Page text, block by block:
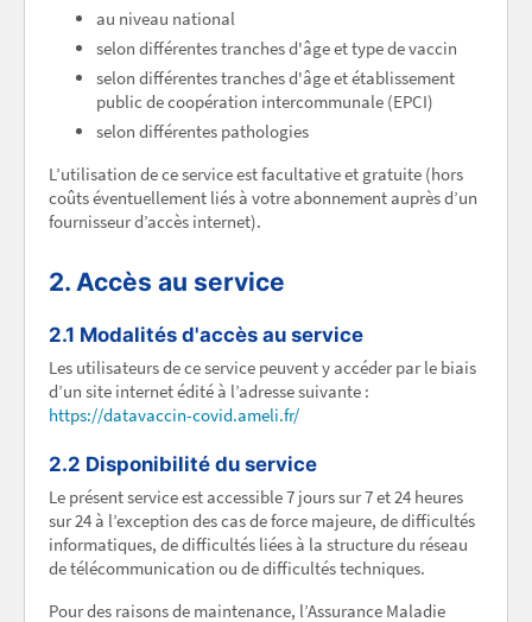
au niveau national
selon différentes tranches d'âge et type de vaccin
selon différentes tranches d'âge et établissement
public de coopération intercommunale (EPCI)
selon différentes pathologies
L’utilisation de ce service est facultative et gratuite (hors
coûts éventuellement liés à votre abonnement auprès d’un
fournisseur d’accès internet).
2. Accès au service
2.1 Modalités d'accès au service
Les utilisateurs de ce service peuvent y accéder par le biais
d’un site internet édité à l’adresse suivante :
https://datavaccin-covid.ameli.fr/
2.2 Disponibilité du service
Le présent service est accessible 7 jours sur 7 et 24 heures
sur 24 à l’exception des cas de force majeure, de difficultés
informatiques, de difficultés liées à la structure du réseau
de télécommunication ou de difficultés techniques.
Pour des raisons de maintenance, l’Assurance Maladie